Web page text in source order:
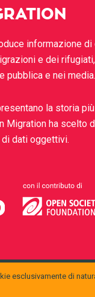
informazione di
e dei
pubblica e nei media.
la storia
Migration ha scelto
di dati oggettivi.
esclusivamente di